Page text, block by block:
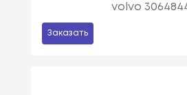
volvo
Заказать